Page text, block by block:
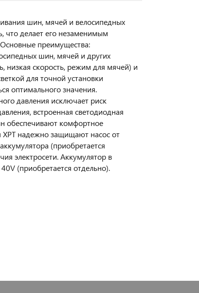
шин, мячей и велосипедных
что делает его незаменимым
преимущества:
шин, мячей и других
низкая скорость, режим для мячей) и
для точной установки
оптимального значения.
давления исключает риск
встроенная светодиодная
обеспечивают комфортное
XPT надежно защищают насос от
(приобретается
электросети. Аккумулятор в
(приобретается отдельно).